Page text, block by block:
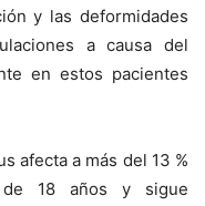
y las deformidades
a causa del
en estos pacientes
afecta a más del 13 %
18 años y sigue